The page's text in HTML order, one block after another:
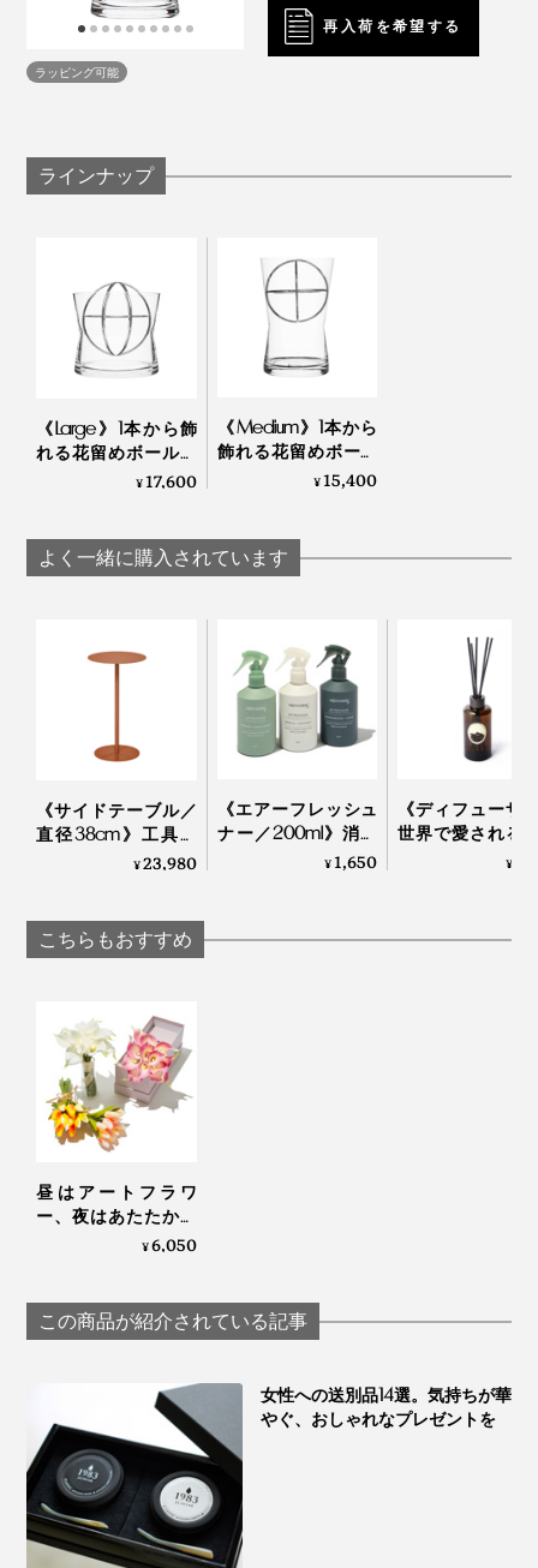
家の中で季節の変化を楽しむ、スウェーデンの豊かな暮
らし。
「Sphere Vase」でつくる花の“自由”なバランスと、お
うちのなかの四季を楽しんでください。
ラッピング可能
再入荷を希望する
ラインナップ
《Large》1本から飾
れる花留めボール入
りの「フラワーベー
¥17,600
《Medium》1本から
飾れる花留めボール
入りの「フラワーベ
Sweden
¥15,400
よく一緒に購入されています
《サイドテーブル／
直径38cm》工具要
らずで組立て・解
たスチールテーブル
｜KIT キット
¥23,980
《エアーフレッシュ
ナー／200ml》消臭
成分配合で気になる
¥1,650
《ディフューザ
世界で愛される
のアロマブラ
¥
こちらもおすすめ
昼はアートフラワ
ー、夜はあたたかな
ムードライトになる
STUDIOヴィアケース
タジオ
¥6,050
この商品が紹介されている記事
女性への送別品14選。気持ちが華
やぐ、おしゃれなプレゼントを